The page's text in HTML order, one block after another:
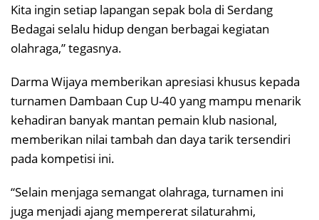
Kita ingin setiap lapangan sepak bola di Serdang
Bedagai selalu hidup dengan berbagai kegiatan
olahraga,” tegasnya.
Darma Wijaya memberikan apresiasi khusus kepada
turnamen Dambaan Cup U-40 yang mampu menarik
kehadiran banyak mantan pemain klub nasional,
memberikan nilai tambah dan daya tarik tersendiri
pada kompetisi ini.
“Selain menjaga semangat olahraga, turnamen ini
juga menjadi ajang mempererat silaturahmi,